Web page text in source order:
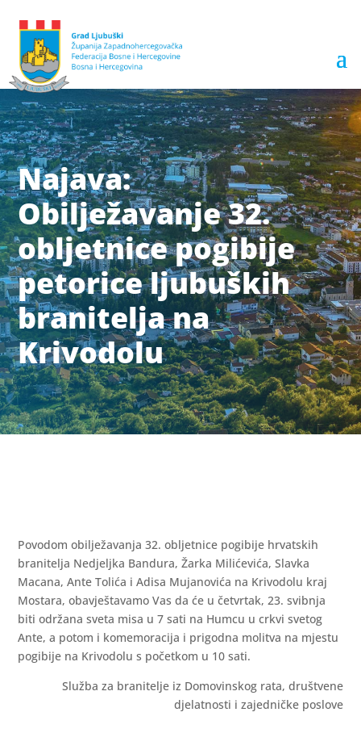
Najava:
Obilježavanje 32.
obljetnice pogibije
petorice ljubuških
branitelja na
Krivodolu
Povodom obilježavanja 32. obljetnice pogibije hrvatskih
branitelja Nedjeljka Bandura, Žarka Milićevića, Slavka
Macana, Ante Tolića i Adisa Mujanovića na Krivodolu kraj
Mostara, obavještavamo Vas da će u četvrtak, 23. svibnja
biti održana sveta misa u 7 sati na Humcu u crkvi svetog
Ante, a potom i komemoracija i prigodna molitva na mjestu
pogibije na Krivodolu s početkom u 10 sati.
Služba za branitelje iz Domovinskog rata, društvene
djelatnosti i zajedničke poslove